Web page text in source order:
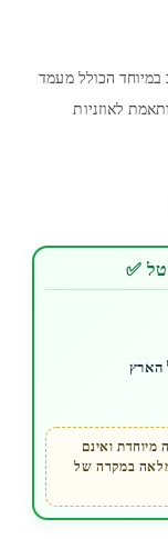
הכולל מעמד
לאוזניות
✅
מיוחדת ואינם
מלאה במקרה של